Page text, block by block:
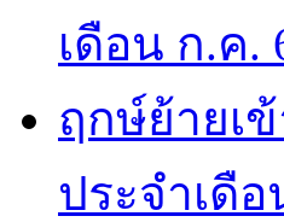
เดือน ก.ค.
ฤกษ์ย้ายเ
ประจำเดื